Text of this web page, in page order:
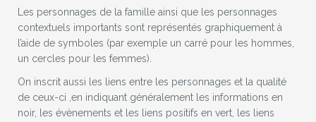
Les personnages de la famille ainsi que les personnages
contextuels importants sont représentés graphiquement à
l’aide de symboles (par exemple un carré pour les hommes,
un cercles pour les femmes).
On inscrit aussi les liens entre les personnages et la qualité
de ceux-ci ,en indiquant généralement les informations en
noir, les évènements et les liens positifs en vert, les liens